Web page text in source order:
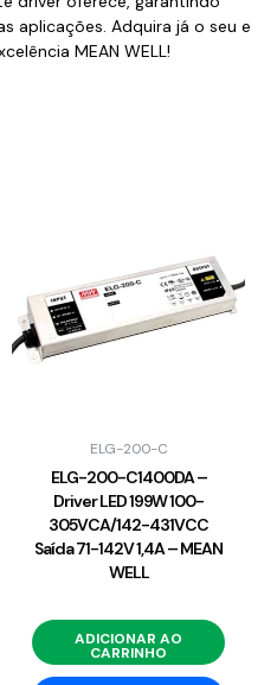
aplicações. Adquira já o seu e
MEAN WELL!
ELG-200-C
ELG-200-C1400DA –
Driver LED 199W 100-
305VCA/142-431VCC
Saída 71-142V 1,4A – MEAN
WELL
ADICIONAR AO
CARRINHO